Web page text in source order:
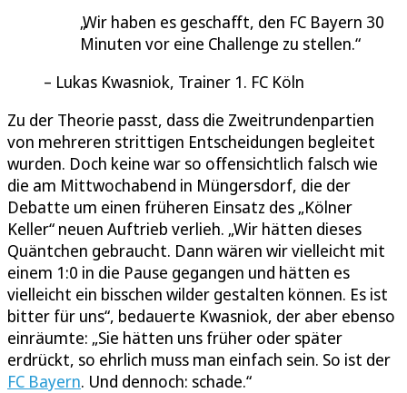
Wir haben es geschafft, den FC Bayern 30
Minuten vor eine Challenge zu stellen.
Lukas Kwasniok, Trainer 1. FC Köln
Zu der Theorie passt, dass die Zweitrundenpartien
von mehreren strittigen Entscheidungen begleitet
wurden. Doch keine war so offensichtlich falsch wie
die am Mittwochabend in Müngersdorf, die der
Debatte um einen früheren Einsatz des „Kölner
Keller“ neuen Auftrieb verlieh. „Wir hätten dieses
Quäntchen gebraucht. Dann wären wir vielleicht mit
einem 1:0 in die Pause gegangen und hätten es
vielleicht ein bisschen wilder gestalten können. Es ist
bitter für uns“, bedauerte Kwasniok, der aber ebenso
einräumte: „Sie hätten uns früher oder später
erdrückt, so ehrlich muss man einfach sein. So ist der
FC Bayern. Und dennoch: schade.“